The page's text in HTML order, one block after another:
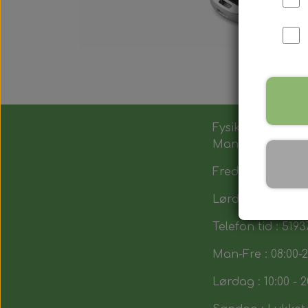
Fysik butik :
Man-Tors : 12:00
Fredag : 14:00 -
Lørdag : 10:00-
Telefon tid :
Man-Fre : 08:00-
Lørdag : 10:00 -